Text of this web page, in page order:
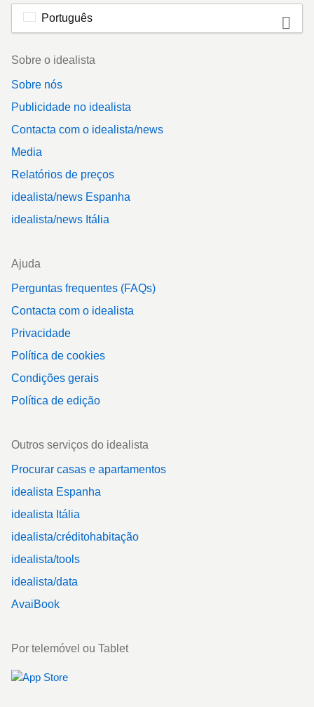
Português
Footer
Sobre o idealista
Sobre nós
Publicidade no idealista
Contacta com o idealista/news
Media
Relatórios de preços
idealista/news Espanha
idealista/news Itália
Ajuda
Perguntas frequentes (FAQs)
Contacta com o idealista
Privacidade
Política de cookies
Condições gerais
Política de edição
Outros serviços do idealista
Procurar casas e apartamentos
idealista Espanha
idealista Itália
idealista/créditohabitação
idealista/tools
idealista/data
AvaiBook
Por telemóvel ou Tablet